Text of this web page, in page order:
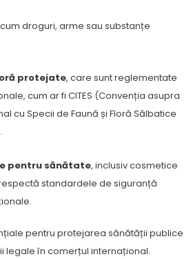
droguri, arme sau substanțe
protejate, care sunt reglementate
cum ar fi CITES (Convenția asupra
cu Specii de Faună și Floră Sălbatice
pentru sănătate, inclusiv cosmetice
standardele de siguranță
pentru protejarea sănătății publice
legale în comerțul internațional.